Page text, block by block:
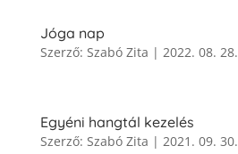
Jóga nap
Szerző: Szabó Zita | 2022. 08. 28.
Egyéni hangtál kezelés
Szerző: Szabó Zita | 2021. 09. 30.